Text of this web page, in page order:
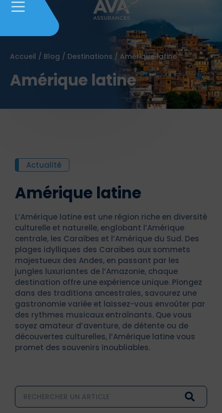
Accueil / Blog / Destinations / Amérique latine
Amérique latine
Actualité
Amérique latine
L’Amérique latine est une région riche en diversité
culturelle et naturelle, englobant l’Amérique
centrale, les Caraïbes et l’Amérique du Sud. Des
plages idylliques des Caraïbes aux sommets
majestueux des Andes, en passant par les
jungles luxuriantes de l’Amazonie, chaque
destination offre une expérience unique. Plongez
dans des traditions ancestrales, savourez une
gastronomie variée et laissez-vous envoûter par
des rythmes musicaux entraînants. Que vous
soyez amateur d’aventure, de détente ou de
découvertes culturelles, l’Amérique latine vous
promet des souvenirs inoubliables.